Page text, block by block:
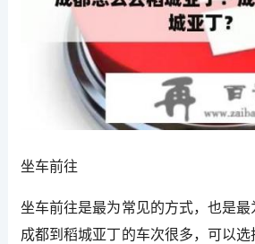
坐车前往
坐车前往是最为常见的方式，也是最
成都到稻城亚丁的车次很多，可以